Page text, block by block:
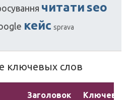
читатиseo
кейс sprava
ключевых слов
Заголовок
Ключевые